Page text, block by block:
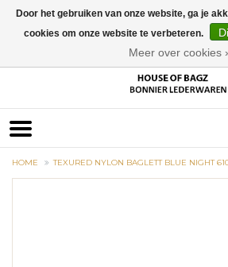
HOME TEXURED NYLON BAGLETT BLUE NIGHT
Door het gebruiken van onze website, ga je
cookies om onze website te verbeteren.
Meer over cookies